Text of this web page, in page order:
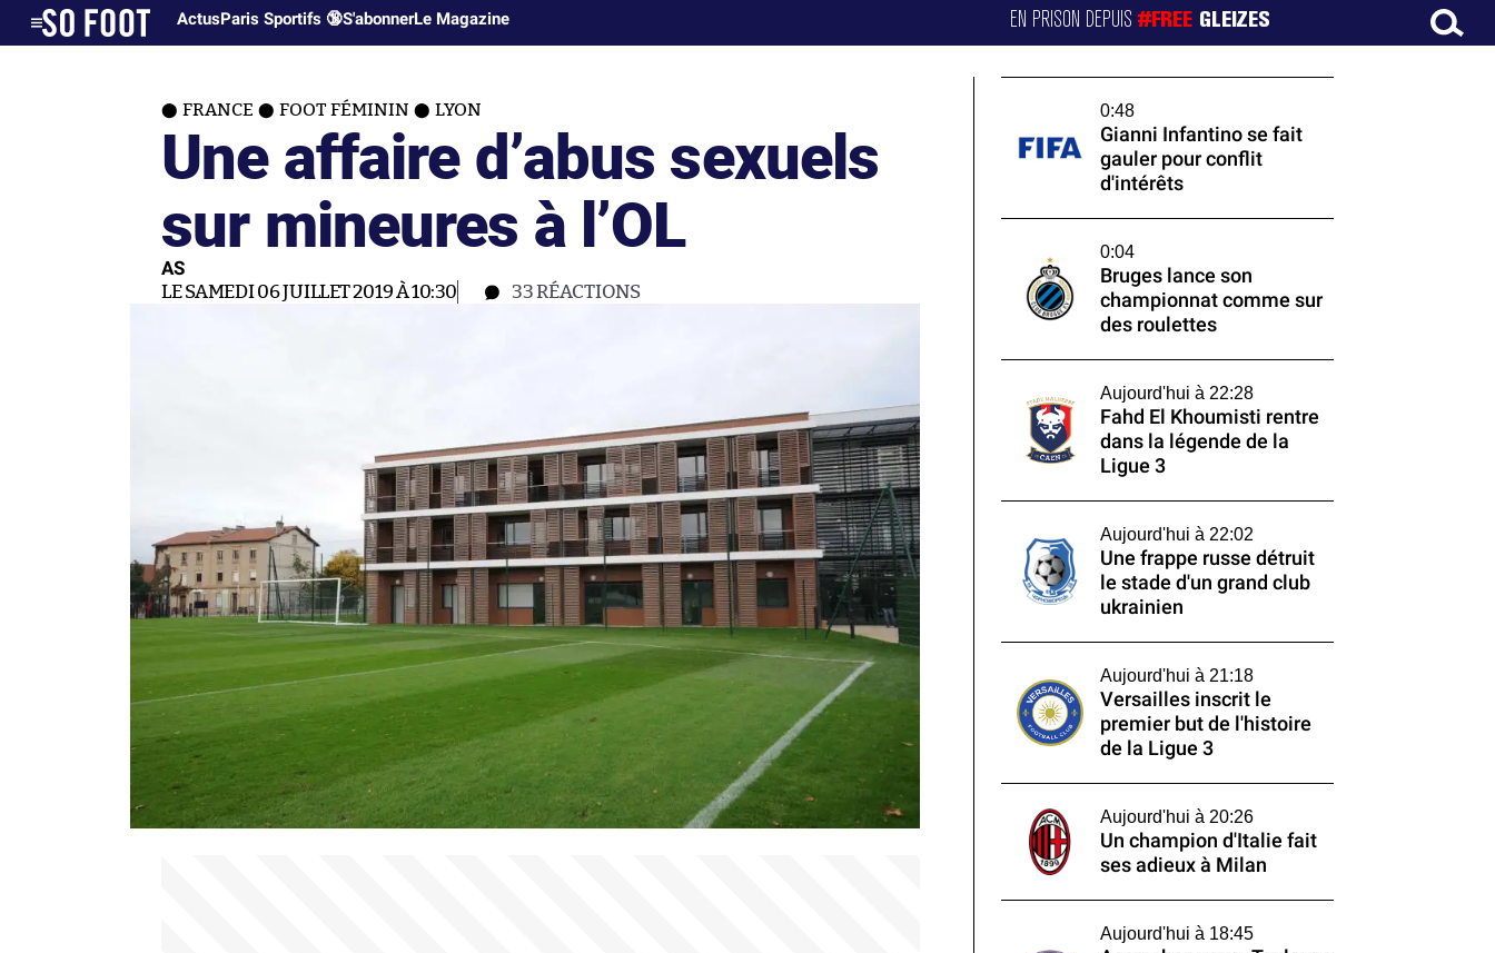
ActusParis Sportifs 🔞S'abonnerLe Magazine EN PRISON DEPUIS#FREE GLEIZES
FRANCE FOOT FÉMININ LYON
Une affaire d’abus sexuels
sur mineures à l’OL
AS
LE SAMEDI 06 JUILLET 2019 À 10:30 33RÉACTIONS
0:48
Gianni Infantino se fait
gauler pour conflit
d'intérêts
0:04
Bruges lance son
championnat comme sur
des roulettes
Aujourd'hui à 22:28
Fahd El Khoumisti rentre
dans la légende de la
Ligue 3
Aujourd'hui à 22:02
Une frappe russe détruit
le stade d'un grand club
ukrainien
Aujourd'hui à 21:18
Versailles inscrit le
premier but de l'histoire
de la Ligue 3
Aujourd'hui à 20:26
Un champion d'Italie fait
ses adieux à Milan
Aujourd'hui à 18:45